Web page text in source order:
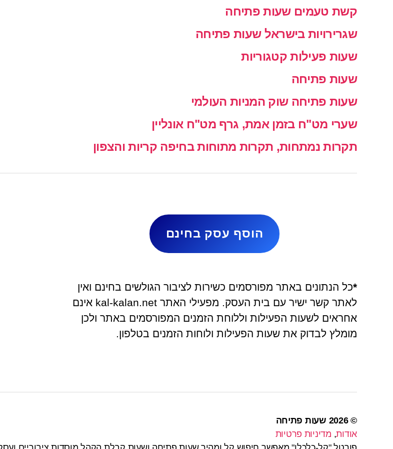
קשת טעמים שעות פתיחה
שגרירויות בישראל שעות פתיחה
שעות פעילות קטגוריות
שעות פתיחה
שעות פתיחה שוק המניות העולמי
שערי מט"ח בזמן אמת, גרף מט"ח אונליין
תקרות נמתחות, תקרות מתוחות בחיפה קריות והצפון
הוסף עסק בחינם
*כל הנתונים באתר מפורסמים כשירות לציבור הגולשים בחינם ואין
לאתר קשר ישיר עם בית העסק. מפעילי האתר kal-kalan.net אינם
אחראים לשעות הפעילות וללוחת הזמנים המפורסמים באתר ולכן
מומלץ לבדוק את שעות הפעילות ולוחות הזמנים בטלפון.
© 2026
שעות פתיחה
אודות, מדיניות פרטיות